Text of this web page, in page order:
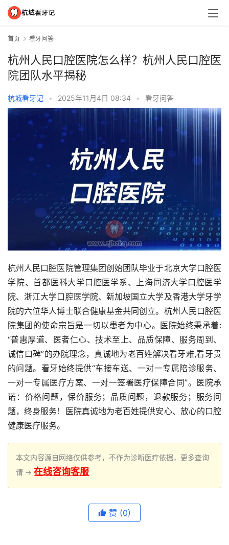
首页 看牙问答
杭州人民口腔医院怎么样？杭州人民口腔医
院团队水平揭秘
杭城看牙记 • 2025年11月4日 08:34 • 看牙问答
杭州人民口腔医院管理集团创始团队毕业于北京大学口腔医
学院、首都医科大学口腔医学系、上海同济大学口腔医学
院、浙江大学口腔医学院、新加坡国立大学及香港大学牙学
院的六位华人博士联合健康基金共同创立。杭州人民口腔医
院集团的使命宗旨是一切以患者为中心。医院始终秉承着:
“普惠厚道、医者仁心、技术至上、品质保障、服务周到、
诚信口碑”的办院理念，真诚地为老百姓解决看牙难,看牙贵
的问题。看牙始终提供“车接车送、一对一专属陪诊服务、
一对一专属医疗方案、一对一签署医疗保障合同”。医院承
诺：价格问题，保价服务；品质问题，退款服务；服务问
题，终身服务！医院真诚地为老百姓提供安心、放心的口腔
健康医疗服务。
本文内容源自网络仅供参考，不作为诊断医疗依据，更多查询
请 → 在线咨询客服
赞 (0)